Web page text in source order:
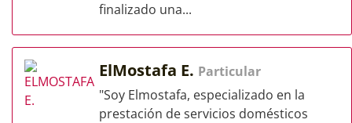
finalizado una...
ElMostafa E. Particular
"Soy Elmostafa, especializado en la
prestación de servicios domésticos